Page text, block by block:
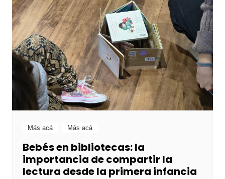
Más acá Más acá
Bebés en bibliotecas: la
importancia de compartir la
lectura desde la primera infancia